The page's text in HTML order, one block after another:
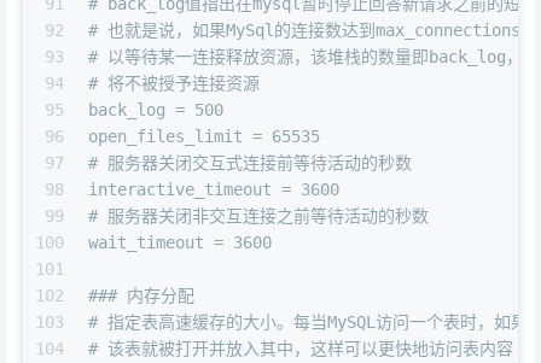
92
93
94
95
96
97
98
99
100
101
102
103
104
# 也就是说，如果MySql的连接数达到max_connections时
# 以等待某一连接释放资源，该堆栈的数量即back_log，
# 将不被授予连接资源
back_log = 500
open_files_limit = 65535
# 服务器关闭交互式连接前等待活动的秒数
interactive_timeout = 3600
# 服务器关闭非交互连接之前等待活动的秒数
wait_timeout = 3600
### 内存分配
# 指定表高速缓存的大小。每当MySQL访问一个表时，如果
# 该表就被打开并放入其中，这样可以更快地访问表内容